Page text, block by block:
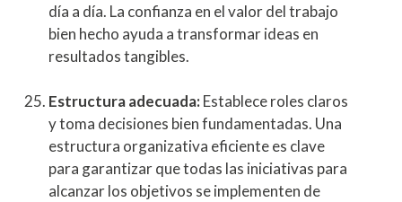
día a día. La confianza en el valor del trabajo
bien hecho ayuda a transformar ideas en
resultados tangibles.
Estructura adecuada:Establece roles claros
y toma decisiones bien fundamentadas. Una
estructura organizativa eficiente es clave
para garantizar que todas las iniciativas para
alcanzar los objetivos se implementen de